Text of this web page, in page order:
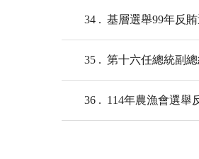
34 基層選舉99年反
35 第十六任總統副
36 114年農漁會選舉